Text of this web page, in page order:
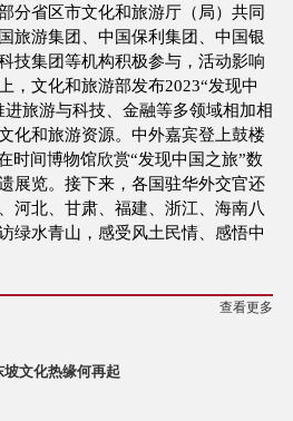
分省区市文化和旅游厅（局）共同
旅游集团、中国保利集团、中国银
技集团等机构积极参与，活动影响
，文化和旅游部发布2023“发现中
旅游与科技、金融等多领域相加相
化和旅游资源。中外嘉宾登上鼓楼
时间博物馆欣赏“发现中国之旅”数
展览。接下来，各国驻华外交官还
河北、甘肃、福建、浙江、海南八
绿水青山，感受风土民情、感悟中
查看更多
坡文化热缘何再起